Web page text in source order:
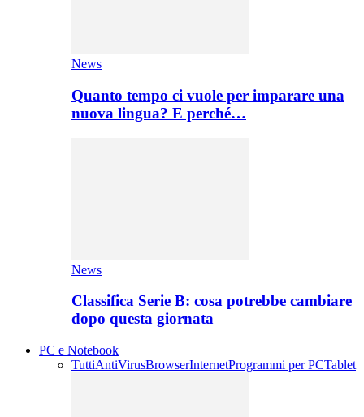
News
Quanto tempo ci vuole per imparare una
nuova lingua? E perché…
News
Classifica Serie B: cosa potrebbe cambiare
dopo questa giornata
PC e Notebook
TuttiAntiVirusBrowserInternetProgrammi per PCTablet